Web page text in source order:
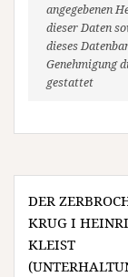
angegebenen
dieser Daten
dieses
Genehmigung
gestattet
DER
KRUG I
KLEIST